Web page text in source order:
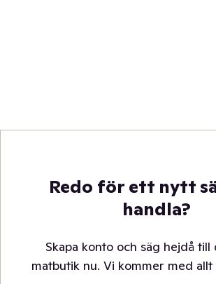
Redo för ett nytt
handla?
Skapa konto och säg hejdå till
matbutik nu. Vi kommer med